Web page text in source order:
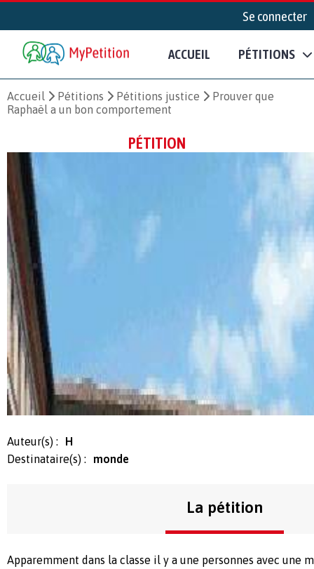
Se connecter
ACCUEIL PÉTITIONS
Accueil Pétitions Pétitions justice
Prouver que
Raphaël a un bon comportement
PÉTITION
Auteur(s) :
H
Destinataire(s) :
monde
La pétition
Apparemment dans la classe il y a une personnes avec une